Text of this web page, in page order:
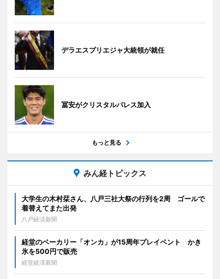
デラエスプリエジャ大統領が就任
冨安がクリスタルパレス加入
もっと見る
みん経トピックス
大学生の木村栞さん、八戸三社大祭の行列を2周 ゴールで
着替えてまた出発
八戸経済新聞
経堂のベーカリー「オンカ」が15周年プレイベント かき
氷を500円で販売
経堂経済新聞